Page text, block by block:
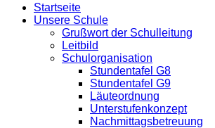
Startseite
Unsere Schule
Grußwort der Schulleitung
Leitbild
Schulorganisation
Stundentafel G8
Stundentafel G9
Läuteordnung
Unterstufenkonzept
Nachmittagsbetreuung